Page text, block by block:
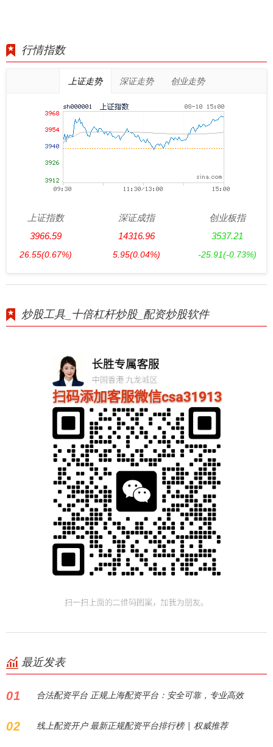
行情指数
上证走势 深证走势 创业走势
上证指数
3966.59
26.55(0.67%)
深证成指
14316.96
5.95(0.04%)
创业板指
3537.21
-25.91(-0.73%)
炒股工具_十倍杠杆炒股_配资炒股软件
最近发表
01 合法配资平台 正规上海配资平台：安全可靠，专业高效
02 线上配资开户 最新正规配资平台排行榜 | 权威推荐